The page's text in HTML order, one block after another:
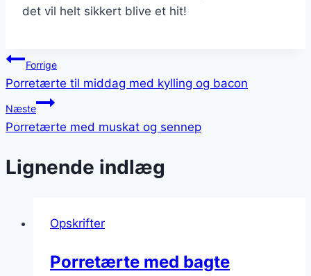
det vil helt sikkert blive et hit!
Indlægsnavigation
Forrige
Porretærte til middag med kylling og bacon
Næste
Porretærte med muskat og sennep
Lignende indlæg
Opskrifter
Porretærte med bagte